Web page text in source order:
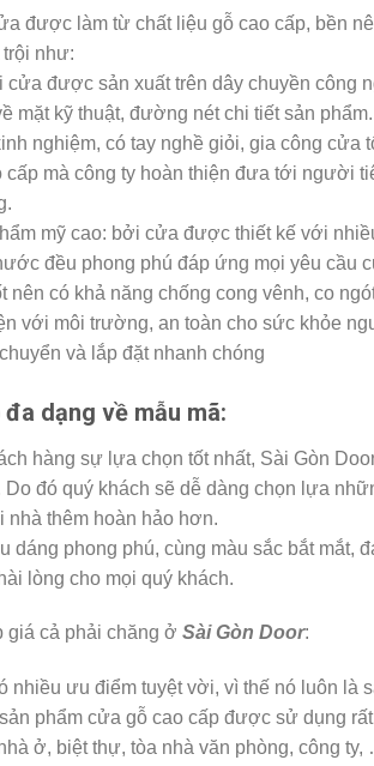
được làm từ chất liệu gỗ cao cấp, bền
như:
cửa được sản xuất trên dây chuyền công
mặt kỹ thuật, đường nét chi tiết sản
nghiệm, có tay nghề giỏi, gia công cửa
cấp mà công ty hoàn thiện đưa tới người
mỹ cao: bởi cửa được thiết kế với
đều phong phú đáp ứng mọi yêu cầu
có khả năng chống cong vênh, co
với môi trường, an toàn cho sức khỏe
và lắp đặt nhanh chóng
dạng về mẫu mã:
hàng sự lựa chọn tốt nhất, Sài Gòn
đó quý khách sẽ dễ dàng chọn lựa
nhà thêm hoàn hảo hơn.
dáng phong phú, cùng màu sắc bắt mắt,
lòng cho mọi quý khách.
giá cả phải chăng ở Sài Gòn Door:
nhiều ưu điểm tuyệt vời, vì thế nó luôn là
phẩm cửa gỗ cao cấp được sử dụng
ở, biệt thự, tòa nhà văn phòng, công